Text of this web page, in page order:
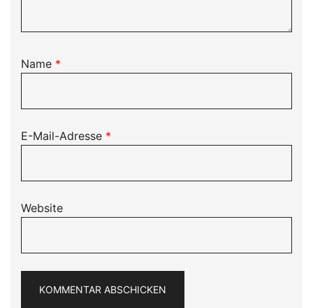
Name *
E-Mail-Adresse *
Website